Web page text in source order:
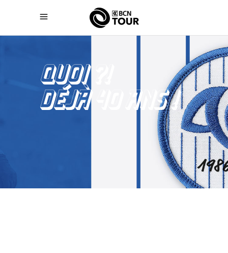
QUOI ?!
DÉJÀ 40 ANS !